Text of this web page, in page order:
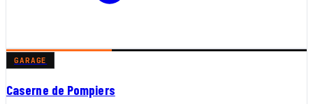
GARAGE
Caserne de Pompiers